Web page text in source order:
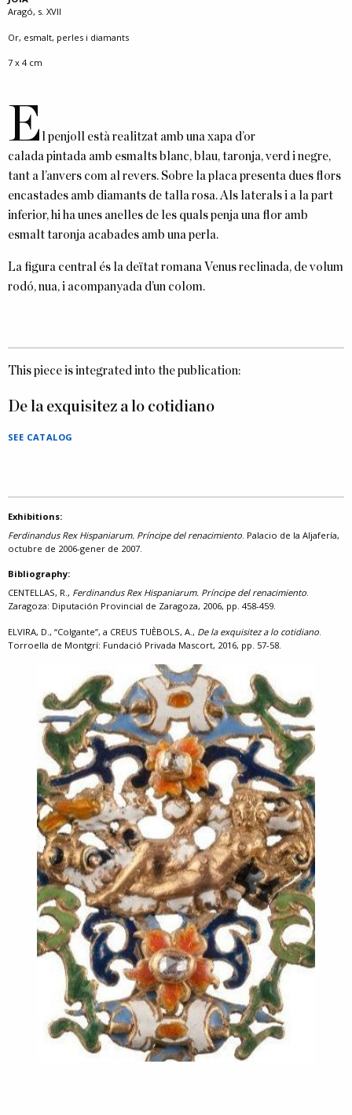
Aragó, s. XVII
Or, esmalt, perles i diamants
7 x 4 cm
E
l penjoll està realitzat amb una xapa d’or
calada pintada amb esmalts blanc, blau, taronja, verd i negre,
tant a l’anvers com al revers. Sobre la placa presenta dues flors
encastades amb diamants de talla rosa. Als laterals i a la part
inferior, hi ha unes anelles de les quals penja una flor amb
esmalt taronja acabades amb una perla.
La figura central és la deïtat romana Venus reclinada, de volum
rodó, nua, i acompanyada d’un colom.
This piece is integrated into the publication:
De la exquisitez a lo cotidiano
SEE CATALOG
Exhibitions:
Ferdinandus Rex Hispaniarum. Príncipe del renacimiento. Palacio de la Aljafería,
octubre de 2006-gener de 2007.
Bibliography:
CENTELLAS, R., Ferdinandus Rex Hispaniarum. Príncipe del renacimiento.
Zaragoza: Diputación Provincial de Zaragoza, 2006, pp. 458-459.
ELVIRA, D., “Colgante”, a CREUS TUÈBOLS, A., De la exquisitez a lo cotidiano.
Torroella de Montgrí: Fundació Privada Mascort, 2016, pp. 57-58.